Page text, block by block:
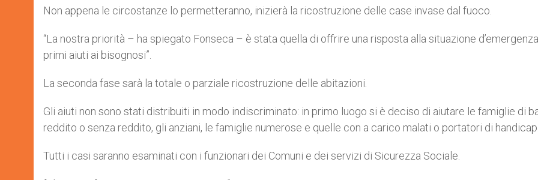
Non appena le circostanze lo permetteranno, inizierà la ricostruzione delle case invase dal fuoco.
“La nostra priorità – ha spiegato Fonseca – è stata quella di offrire una risposta alla situazione
primi aiuti ai bisognosi”.
La seconda fase sarà la totale o parziale ricostruzione delle abitazioni.
Gli aiuti non sono stati distribuiti in modo indiscriminato: in primo luogo si è deciso di aiutare le famiglie di
reddito o senza reddito, gli anziani, le famiglie numerose e quelle con a carico malati o portatori di
Tutti i casi saranno esaminati con i funzionari dei Comuni e dei servizi di Sicurezza Sociale.